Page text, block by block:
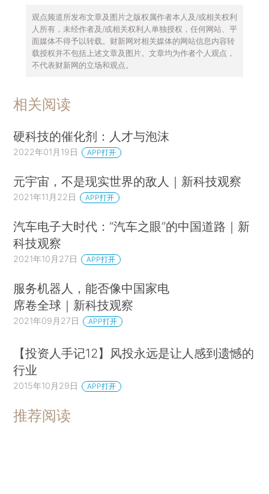
观点频道所发布文章及图片之版权属作者本人及/或相关权利
人所有，未经作者及/或相关权利人单独授权，任何网站、平
面媒体不得予以转载。财新网对相关媒体的网站信息内容转
载授权并不包括上述文章及图片。文章均为作者个人观点，
不代表财新网的立场和观点。
相关阅读
硬科技的催化剂：人才与泡沫
2022年01月19日 APP打开
元宇宙，不是现实世界的敌人｜新科技观察
2021年11月22日 APP打开
汽车电子大时代：“汽车之眼”的中国道路｜新
科技观察
2021年10月27日 APP打开
服务机器人，能否像中国家电
席卷全球｜新科技观察
2021年09月27日 APP打开
【投资人手记12】风投永远是让人感到遗憾的
行业
2015年10月29日 APP打开
推荐阅读